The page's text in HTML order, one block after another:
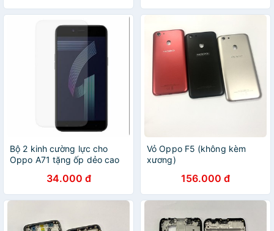
Bộ 2 kinh cường lực cho
Oppo A71 tặng ốp dẻo cao
34.000 đ
Vỏ Oppo F5 (không kèm
xương)
156.000 đ